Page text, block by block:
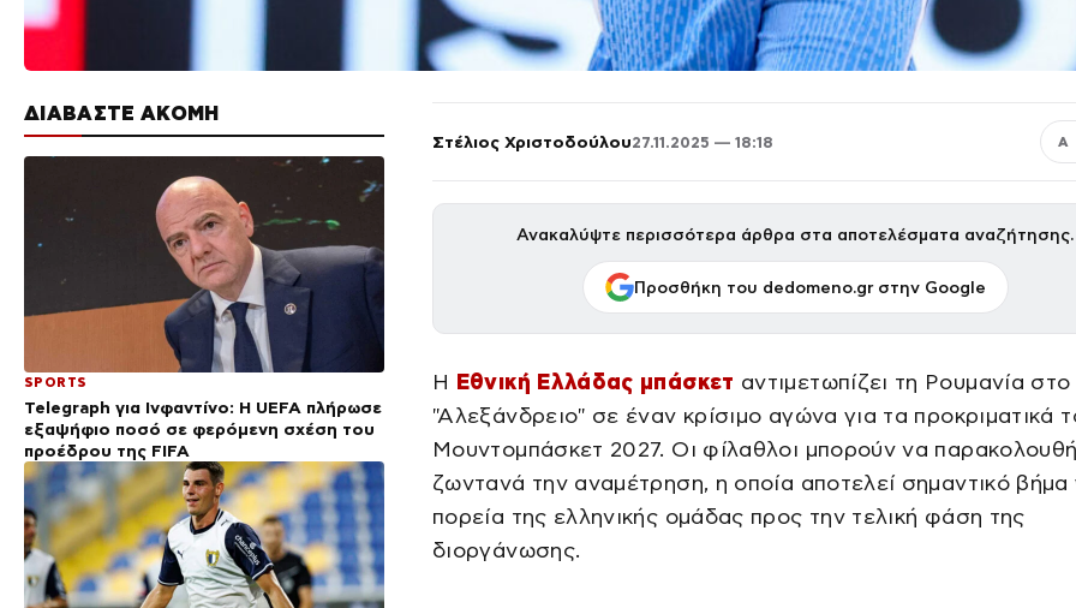
ΔΙΑΒΑΣΤΕ ΑΚΟΜΗ
SPORTS
Telegraph για Ινφαντίνο: Η UEFA πλήρωσε
εξαψήφιο ποσό σε φερόμενη σχέση του
προέδρου της FIFA
Στέλιος Χριστοδούλου27.11.2025 — 18:18 Α
Ανακαλύψτε περισσότερα άρθρα στα αποτελέσματα αναζήτησης.
Προσθήκη του dedomeno.gr στην Google
Η Εθνική Ελλάδας μπάσκετ αντιμετωπίζει τη Ρουμανία στο
"Αλεξάνδρειο" σε έναν κρίσιμο αγώνα για τα προκριματικά
Μουντομπάσκετ 2027. Οι φίλαθλοι μπορούν να
ζωντανά την αναμέτρηση, η οποία αποτελεί σημαντικό βήμα
πορεία της ελληνικής ομάδας προς την τελική φάση της
διοργάνωσης.